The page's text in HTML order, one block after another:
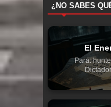
¿NO SABES
El
Para: